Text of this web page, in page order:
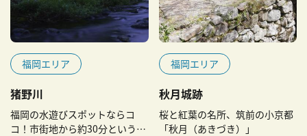
福岡エリア
猪野川
福岡の水遊びスポットならコ
コ！市街地から約30分という近
福岡エリア
秋月城跡
桜と紅葉の名所、筑前の小京都
「秋月（あきづき）」